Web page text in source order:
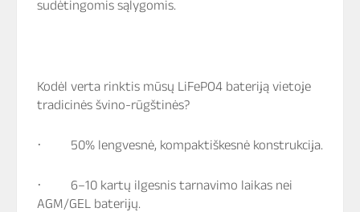
sudėtingomis sąlygomis.
Kodėl verta rinktis mūsų LiFePO4 bateriją vietoje
tradicinės švino-rūgštinės?
· 50% lengvesnė, kompaktiškesnė konstrukcija.
· 6–10 kartų ilgesnis tarnavimo laikas nei
AGM/GEL baterijų.